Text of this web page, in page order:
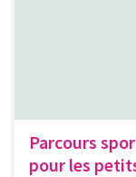
Parcours
pour les